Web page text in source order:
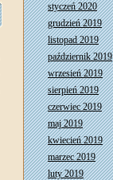
styczeń 2020
grudzień 2019
listopad 2019
październik 2019
wrzesień 2019
sierpień 2019
czerwiec 2019
maj 2019
kwiecień 2019
marzec 2019
luty 2019